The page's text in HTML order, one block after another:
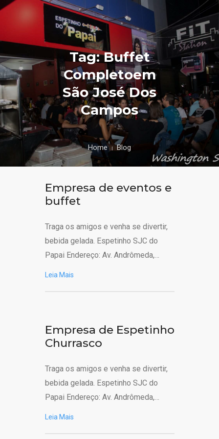
Tag: Buffet
Completoem
São José Dos
Campos
Home Blog
Empresa de eventos e
buffet
Traga os amigos e venha se divertir,
bebida gelada. Espetinho SJC do
Papai Endereço: Av. Andrômeda,…
Leia Mais
Empresa de Espetinho
Churrasco
Traga os amigos e venha se divertir,
bebida gelada. Espetinho SJC do
Papai Endereço: Av. Andrômeda,…
Leia Mais